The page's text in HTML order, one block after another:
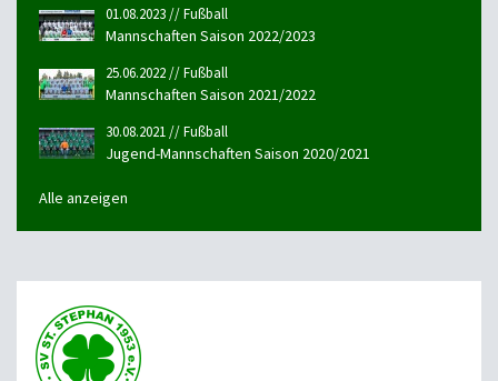
01.08.2023 // Fußball
Mannschaften Saison 2022/2023
25.06.2022 // Fußball
Mannschaften Saison 2021/2022
30.08.2021 // Fußball
Jugend-Mannschaften Saison 2020/2021
Alle anzeigen